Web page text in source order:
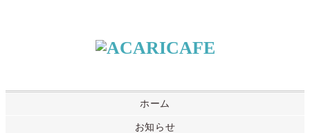
ホーム
お知らせ